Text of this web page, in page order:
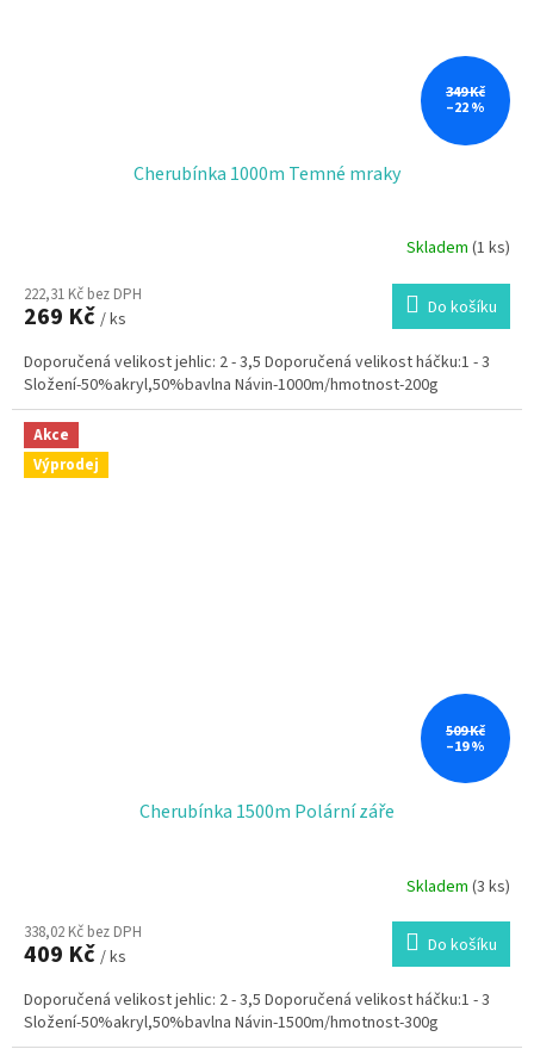
349 Kč
–22 %
Cherubínka 1000m Temné mraky
Skladem (1 ks)
222,31 Kč bez DPH
269 Kč / ks Do košíku
Doporučená velikost jehlic: 2 - 3,5 Doporučená velikost háčku:1 - 3
Složení-50%akryl,50%bavlna Návin-1000m/hmotnost-200g
Akce
Výprodej
509 Kč
–19 %
Cherubínka 1500m Polární záře
Skladem (3 ks)
338,02 Kč bez DPH
409 Kč / ks Do košíku
Doporučená velikost jehlic: 2 - 3,5 Doporučená velikost háčku:1 - 3
Složení-50%akryl,50%bavlna Návin-1500m/hmotnost-300g